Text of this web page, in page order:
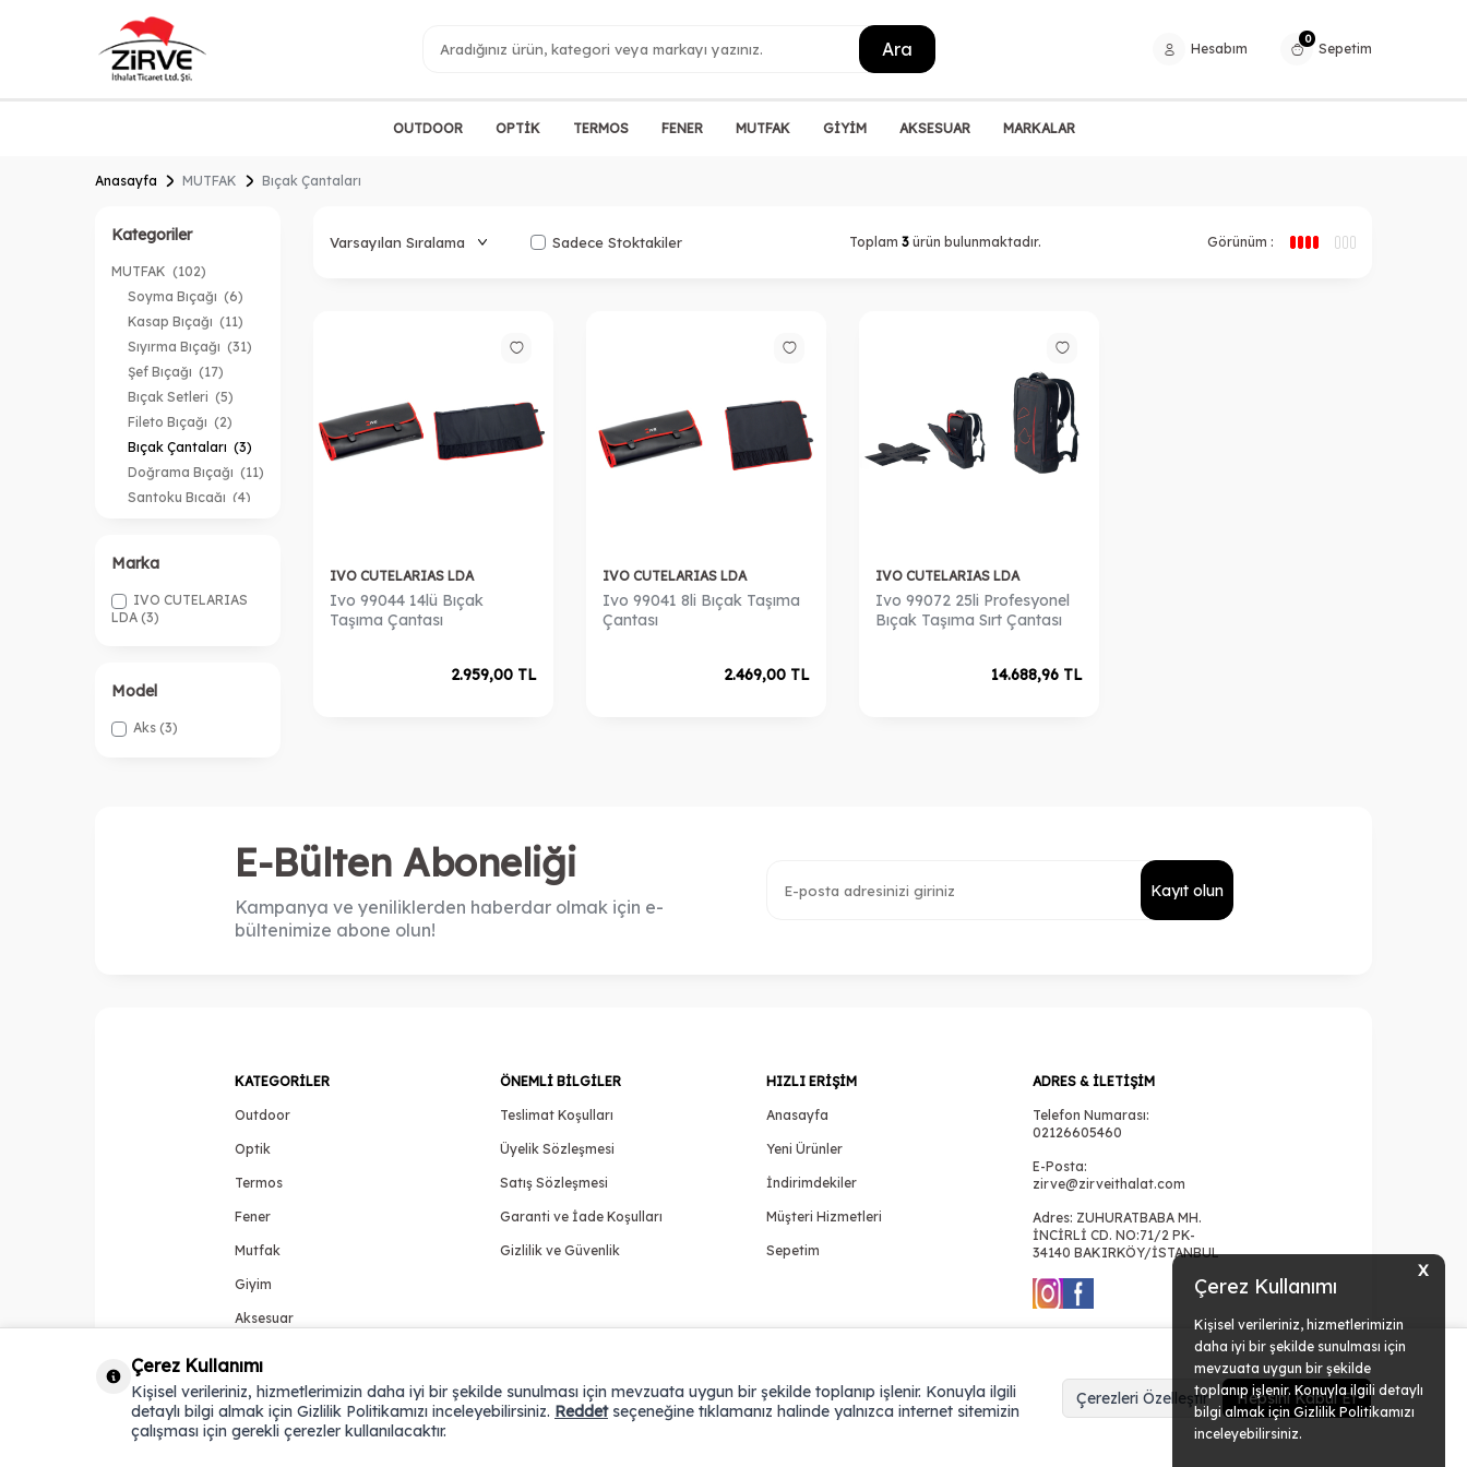
X
Çerez Kullanımı
Kişisel verileriniz, hizmetlerimizin
daha iyi bir şekilde sunulması için
mevzuata uygun bir şekilde
toplanıp işlenir. Konuyla ilgili detaylı
bilgi almak için Gizlilik Politikamızı
inceleyebilirsiniz.
Ara Hesabım
0
Sepetim
OUTDOOR OPTİK TERMOS FENER MUTFAK GİYİM AKSESUAR MARKALAR
Anasayfa MUTFAK Bıçak Çantaları
Kategoriler
MUTFAK (102)
Soyma Bıçağı (6)
Kasap Bıçağı (11)
Sıyırma Bıçağı (31)
Şef Bıçağı (17)
Bıçak Setleri (5)
Fileto Bıçağı (2)
Bıçak Çantaları (3)
Doğrama Bıçağı (11)
Santoku Bıçağı (4)
Steak Bıçağı
Ekmek Bıçağı(1)
Cımbız
Marka
IVO CUTELARIAS
LDA (3)
Model
Aks (3)
Sadece Stoktakiler Toplam 3ürün bulunmaktadır. Görünüm :
IVO CUTELARIAS LDA
Ivo 99044 14lü Bıçak
Taşıma Çantası
2.959,00 TL
IVO CUTELARIAS LDA
​Ivo 99041 8li Bıçak Taşıma
Çantası
2.469,00 TL
IVO CUTELARIAS LDA
Ivo 99072 25li Profesyonel
Bıçak Taşıma Sırt Çantası
14.688,96 TL
E-Bülten Aboneliği
Kampanya ve yeniliklerden haberdar olmak için e-
bültenimize abone olun!
Kayıt olun
KATEGORILER
Outdoor
Optik
Termos
Fener
Mutfak
Giyim
Aksesuar
ÖNEMLI BILGILER
Teslimat Koşulları
Üyelik Sözleşmesi
Satış Sözleşmesi
Garanti ve İade Koşulları
Gizlilik ve Güvenlik
HIZLI ERIŞIM
Anasayfa
Yeni Ürünler
İndirimdekiler
Müşteri Hizmetleri
Sepetim
ADRES & İLETIŞIM
Telefon Numarası:
02126605460
E-Posta:
zirve@zirveithalat.com
Adres: ZUHURATBABA MH.
İNCİRLİ CD. NO:71/2 PK-
34140 BAKIRKÖY/İSTANBUL
Çerez Kullanımı
Kişisel verileriniz, hizmetlerimizin daha iyi bir şekilde sunulması için mevzuata uygun bir şekilde toplanıp işlenir. Konuyla ilgili
detaylı bilgi almak için Gizlilik Politikamızı inceleyebilirsiniz. Reddetseçeneğine tıklamanız halinde yalnızca internet sitemizin
çalışması için gerekli çerezler kullanılacaktır.
Çerezleri Özelleştir Hepsini Kabul Et